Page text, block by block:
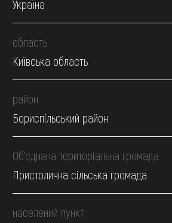
Україна
область
Київська область
район
Бориспільський район
Об’єднана територіальна громада
Пристолична сільська громада
населений пункт